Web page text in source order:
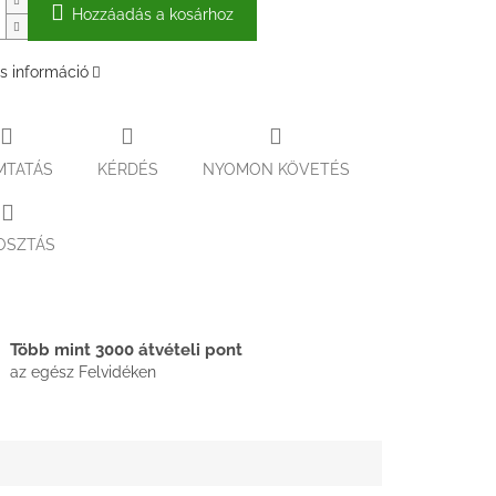
Hozzáadás a kosárhoz
információ
KÉRDÉS NYOMON KÖVETÉS
Több mint 3000 átvételi pont
az egész Felvidéken